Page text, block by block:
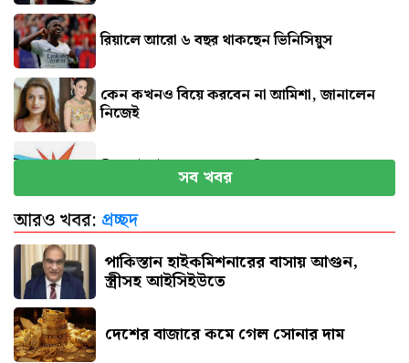
রিয়ালে আরো ৬ বছর থাকছেন ভিনিসিয়ুস
কেন কখনও বিয়ে করবেন না আমিশা, জানালেন
নিজেই
সিলেটে দুই বাসের সংঘর্ষে নিহত ৮
বগুড়ায় বাসচাপায় প্রাণ গেল ৬
সব খবর
আরও খবর: প্রচ্ছদ
পাকিস্তান হাইকমিশনারের বাসায় আগুন,
স্ত্রীসহ আইসিইউতে
দেশের বাজারে কমে গেল সোনার দাম